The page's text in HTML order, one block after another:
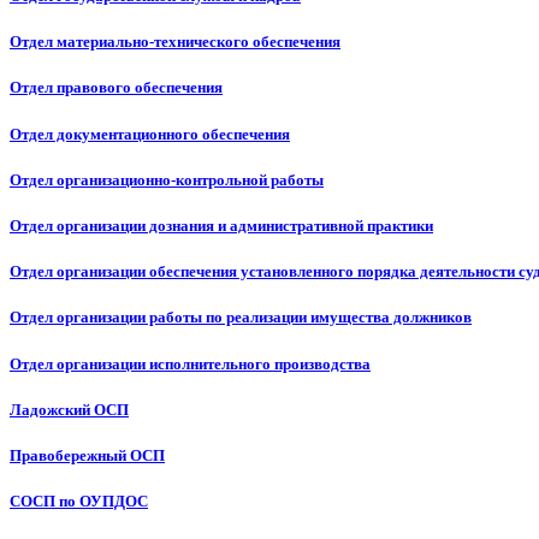
Отдел материально-технического обеспечения
Отдел правового обеспечения
Отдел документационного обеспечения
Отдел организационно-контрольной работы
Отдел организации дознания и административной практики
Отдел организации обеспечения установленного порядка деятельности
Отдел организации работы по реализации имущества должников
Отдел организации исполнительного производства
Ладожский ОСП
Правобережный ОСП
СОСП по ОУПДОС